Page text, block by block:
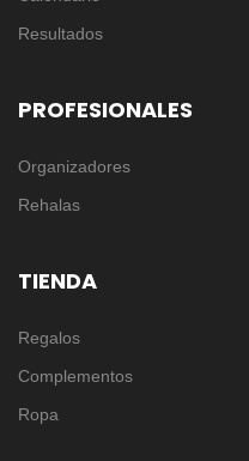
Resultados
PROFESIONALES
Organizadores
Rehalas
TIENDA
Regalos
Complementos
Ropa